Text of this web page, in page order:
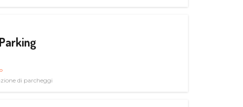
di parcheggi